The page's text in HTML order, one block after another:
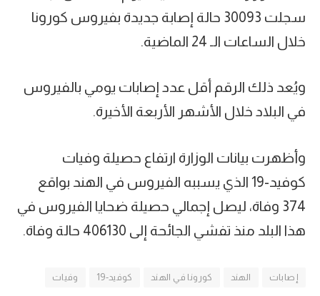
سجلت 30093 حالة إصابة جديدة بفيروس كورونا
خلال الساعات الـ 24 الماضية.
ويُعد ذلك الرقم أقل عدد إصابات يومي بالفيروس
في البلاد خلال الأشهر الأربعة الأخيرة.
وأظهرت بيانات الوزارة ارتفاع حصيلة وفيات
كوفيد-19 الذي يسببه الفيروس في الهند بواقع
374 وفاة، ليصل إجمالي حصيلة ضحايا الفيروس في
هذا البلد منذ تفشي الجائحة إلى 406130 حالة وفاة.
إصابات الهند كورونا في الهند كوفيد-19 وفيات